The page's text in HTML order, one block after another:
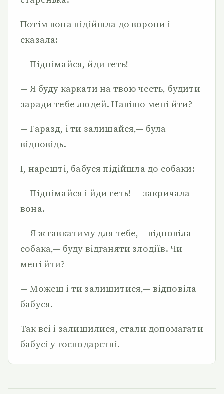
Потім вона підійшла до ворони і
сказала:
— Піднімайся, йди геть!
— Я буду каркати на твою честь, будити
заради тебе людей. Навіщо мені йти?
— Гаразд, і ти залишайся,— була
відповідь.
І, нарешті, бабуся підійшла до собаки:
— Піднімайся і йди геть! — закричала
вона.
— Я ж гавкатиму для тебе,— відповіла
собака,— буду відганяти злодіїв. Чи
мені йти?
— Можеш і ти залишитися,— відповіла
бабуся.
Так всі і залишилися, стали допомагати
бабусі у господарстві.